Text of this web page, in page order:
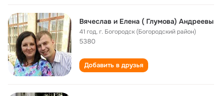
Вячеслав и Елена ( Глумова) Андреевы
41 год,г. Богородск (Богородский район)
5380
Добавить в друзья